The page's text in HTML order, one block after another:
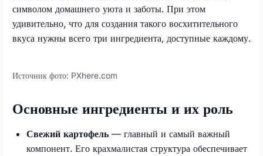
символом домашнего уюта и заботы. При этом
удивительно, что для создания такого восхитительного
вкуса нужны всего три ингредиента, доступные каждому.
Источник фото: PXhere.com
Основные ингредиенты и их роль
Свежий картофель — главный и самый важный
компонент. Его крахмалистая структура обеспечивает